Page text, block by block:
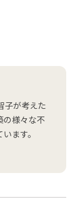
子が考えた
の様々な不
ます。